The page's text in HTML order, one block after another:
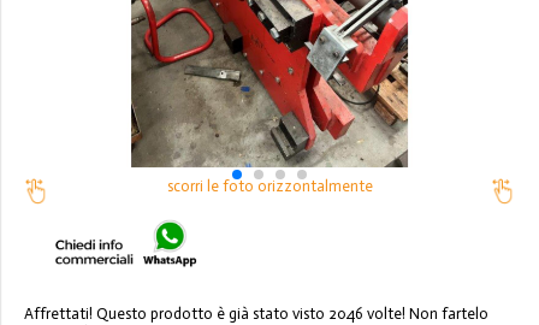
scorri le foto orizzontalmente
Affrettati! Questo prodotto è già stato visto 2046 volte! Non fartelo